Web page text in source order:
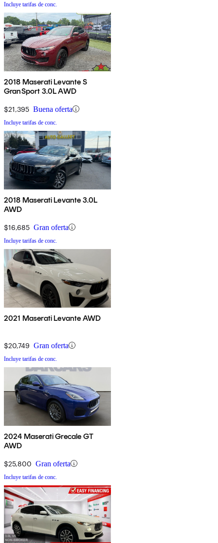
Incluye tarifas de conc.
2018 Maserati Levante S
GranSport 3.0L AWD
$21,395 Buena oferta
Incluye tarifas de conc.
2018 Maserati Levante 3.0L
AWD
$16,685 Gran oferta
Incluye tarifas de conc.
2021 Maserati Levante AWD
$20,749 Gran oferta
Incluye tarifas de conc.
2024 Maserati Grecale GT
AWD
$25,800 Gran oferta
Incluye tarifas de conc.